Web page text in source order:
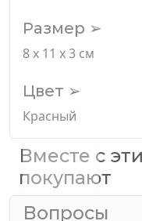
Размер ➢
8 х 11 х 3 см
Цвет ➢
Красный
Вместе с
покупают
Вопросы